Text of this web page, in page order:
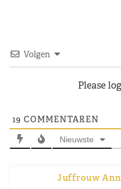
Volgen
Please
19 COMMENTAREN
Nieuwste
Juffrouw